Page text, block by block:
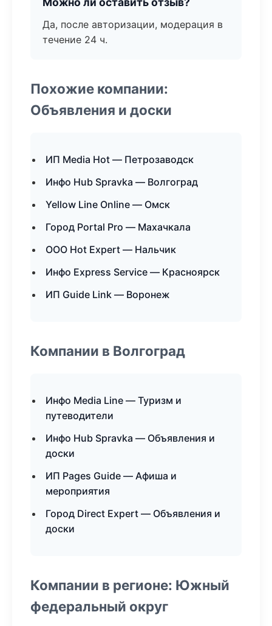
Да, после авторизации, модерация в
течение 24 ч.
Похожие компании:
Объявления и доски
ИП Media Hot — Петрозаводск
Инфо Hub Spravka — Волгоград
Yellow Line Online — Омск
Город Portal Pro — Махачкала
ООО Hot Expert — Нальчик
Инфо Express Service — Красноярск
ИП Guide Link — Воронеж
Компании в Волгоград
Инфо Media Line — Туризм и
путеводители
Инфо Hub Spravka — Объявления и
доски
ИП Pages Guide — Афиша и
мероприятия
Город Direct Expert — Объявления и
доски
Компании в регионе: Южный
федеральный округ